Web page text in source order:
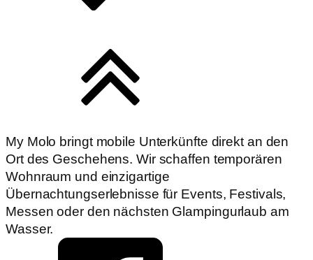
My Molo bringt mobile Unterkünfte direkt an den
Ort des Geschehens. Wir schaffen temporären
Wohnraum und einzigartige
Übernachtungserlebnisse für Events, Festivals,
Messen oder den nächsten Glampingurlaub am
Wasser.